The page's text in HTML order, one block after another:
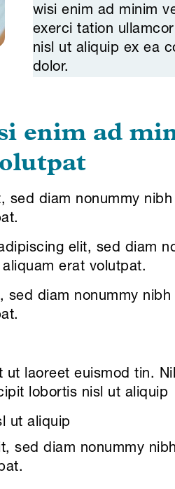
wisi enim ad minim
exerci tation
nisl ut aliquip ex ea
dolor.
enim ad
sed diam nonummy
elit, sed diam
erat volutpat.
diam nonummy
ut laoreet euismod tin.
lobortis nisl ut aliquip
ut aliquip
sed diam nonummy